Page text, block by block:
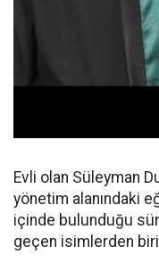
Evli olan Süleyman
yönetim alanındaki
içinde bulunduğu
geçen isimlerden